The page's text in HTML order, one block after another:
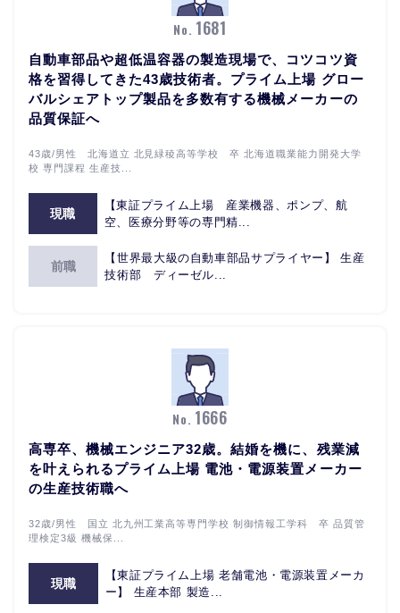
No. 1681
自動車部品や超低温容器の製造現場で、コツコツ資
格を習得してきた43歳技術者。プライム上場 グロー
バルシェアトップ製品を多数有する機械メーカーの
品質保証へ
43歳/男性 北海道立 北見緑稜高等学校 卒 北海道職業能力開発大学
校 専門課程 生産技...
現職
【東証プライム上場 産業機器、ポンプ、航
空、医療分野等の専門精...
前職
【世界最大級の自動車部品サプライヤー】 生産
技術部 ディーゼル...
No. 1666
高専卒、機械エンジニア32歳。結婚を機に、残業減
を叶えられるプライム上場 電池・電源装置メーカー
の生産技術職へ
32歳/男性 国立 北九州工業高等専門学校 制御情報工学科 卒 品質管
理検定3級 機械保...
現職
【東証プライム上場 老舗電池・電源装置メーカ
ー】 生産本部 製造...